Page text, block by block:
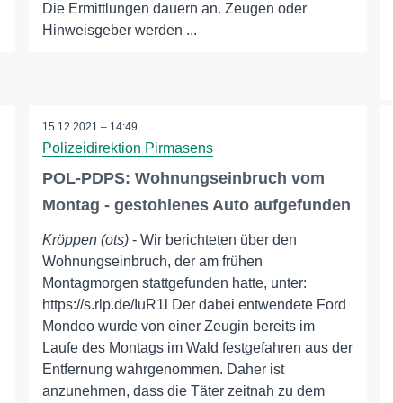
Die Ermittlungen dauern an. Zeugen oder
Hinweisgeber werden ...
15.12.2021 – 14:49
Polizeidirektion Pirmasens
POL-PDPS: Wohnungseinbruch vom
Montag - gestohlenes Auto aufgefunden
Kröppen (ots)- Wir berichteten über den
Wohnungseinbruch, der am frühen
Montagmorgen stattgefunden hatte, unter:
https://s.rlp.de/IuR1l Der dabei entwendete Ford
Mondeo wurde von einer Zeugin bereits im
Laufe des Montags im Wald festgefahren aus der
Entfernung wahrgenommen. Daher ist
anzunehmen, dass die Täter zeitnah zu dem